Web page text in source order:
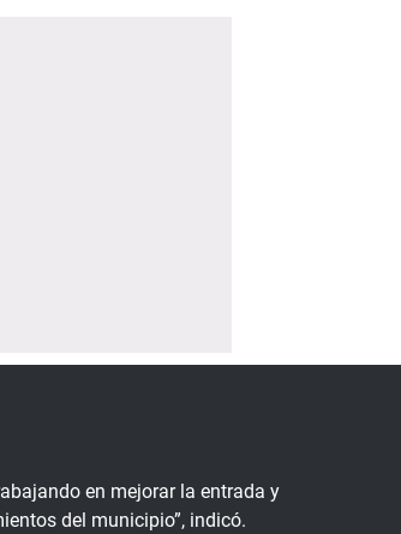
en mejorar la entrada y
del municipio”, indicó.